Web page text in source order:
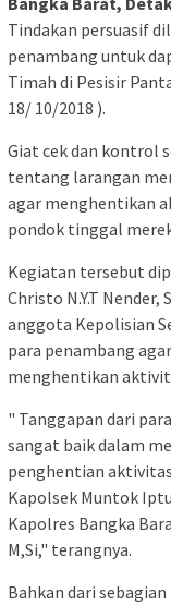
Tindakan persuasif
penambang untuk
Timah di Pesisir
18/ 10/2018 ).
Giat cek dan kontrol
tentang larangan
agar menghentikan
pondok tinggal
Kegiatan tersebut
Christo N.Y.T
anggota Kepolisian
para penambang
menghentikan
" Tanggapan dari
sangat baik dalam
penghentian
Kapolsek Muntok Iptu
Kapolres Bangka
M,Si," terangnya.
Bahkan dari